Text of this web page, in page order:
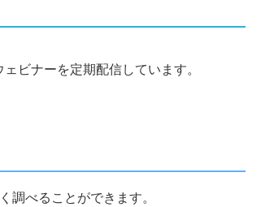
ビナーを定期配信しています。
べることができます。